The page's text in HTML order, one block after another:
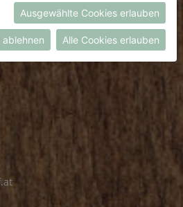
findest du in unserer
bzw. imImpressum
Ausgewählte Cookies erlauben
ablehnen Alle Cookies erlauben